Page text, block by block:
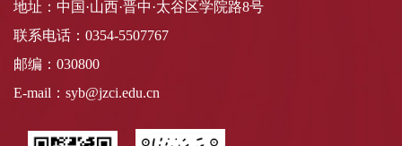
地址：中国·山西·晋中·太谷区学院路8号
联系电话：0354-5507767
邮编：030800
E-mail：syb@jzci.edu.cn